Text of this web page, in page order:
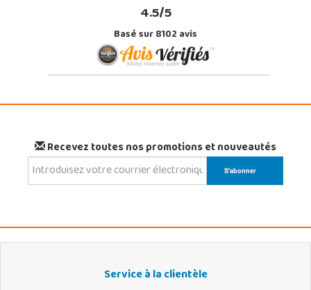
4.5/5
Basé sur 8102 avis
Recevez toutes nos promotions et nouveautés
Service à la clientèle